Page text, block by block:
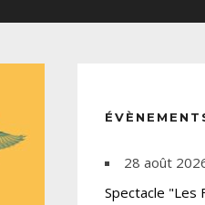
28 août
Spectacle "Les